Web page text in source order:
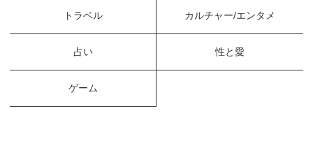
トラベル カルチャー/エンタメ
占い 性と愛
ゲーム